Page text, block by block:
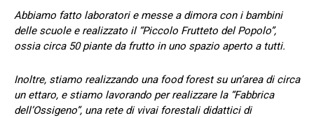
Abbiamo fatto laboratori e messe a dimora con i bambini
delle scuole e realizzato il “Piccolo Frutteto del Popolo”,
ossia circa 50 piante da frutto in uno spazio aperto a tutti.
Inoltre, stiamo realizzando una food forest su un’area di circa
un ettaro, e stiamo lavorando per realizzare la “Fabbrica
dell’Ossigeno”, una rete di vivai forestali didattici di